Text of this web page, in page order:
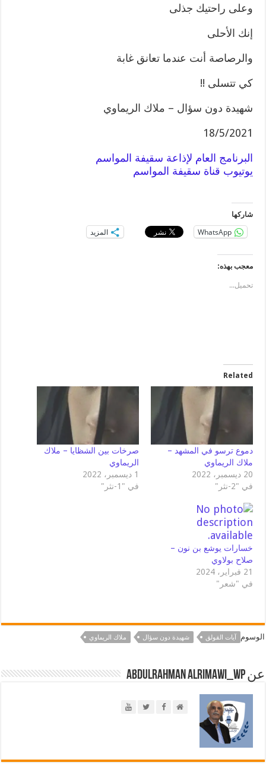
وعلى راحتيك جذلى
إنك الأحلى
والرصاصة أنت عندما تعانق غابة
كي تتسلى !!
شهيدة دون سؤال – ملاك الريماوي
18/5/2021
البرنامج العام لإذاعة سقيفة المواسم
يوتيوب قناة سقيفة المواسم
شاركها
WhatsApp المزيد
معجب بهذه:
تحميل...
Related
دموع ترسو في المشهد –
ملاك الريماوي
20 ديسمبر، 2022
في "2-نثر"
صرخات بين الشظايا – ملاك
الريماوي
1 ديسمبر، 2022
في "1-نثر"
خسارات يوشع بن نون –
صلاح بولاوي
21 فبراير، 2024
في "شعر"
الوسوم آيات القولق شهيدة دون سؤال ملاك الريماوي
عن abdulrahman alrimawi_wp